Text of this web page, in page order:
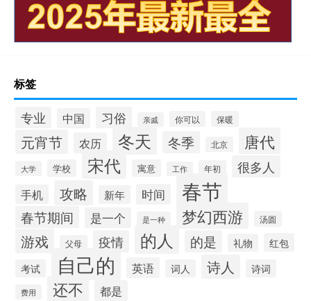
标签
专业 中国 习俗 亲戚 你可以 保暖
元宵节 农历 冬天 冬季 北京 唐代
大学 学校 宋代 寓意 工作 年初 很多人
手机 攻略 新年 时间 春节
春节期间 是一个 是一种 梦幻西游 汤圆
游戏 父母 疫情 的人 的是 礼物 红包
考试 自己的 英语 词人 诗人 诗词
费用 还不 都是